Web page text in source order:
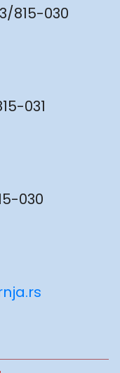
815-030
031
030